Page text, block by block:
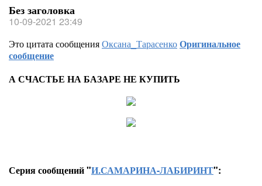
Без заголовка
10-09-2021 23:49
Это цитата сообщенияОксана_ТарасенкоОригинальное
сообщение
А СЧАСТЬЕ НА БАЗАРЕ НЕ КУПИТЬ
Серия сообщений "И.САМАРИНА-ЛАБИРИНТ":